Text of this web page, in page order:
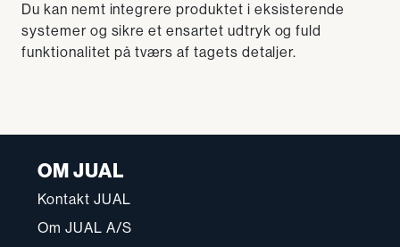
Du kan nemt integrere produktet i eksisterende
systemer og sikre et ensartet udtryk og fuld
funktionalitet på tværs af tagets detaljer.
OM JUAL
Kontakt JUAL
Om JUAL A/S